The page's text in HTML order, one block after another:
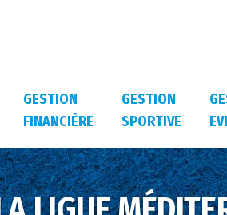
GESTION
FINANCIÈRE
GESTION
SPORTIVE